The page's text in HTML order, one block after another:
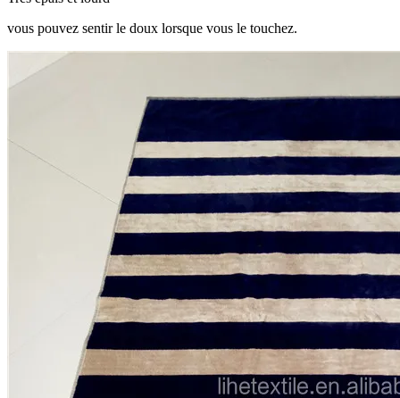
vous pouvez sentir le doux lorsque vous le touchez.